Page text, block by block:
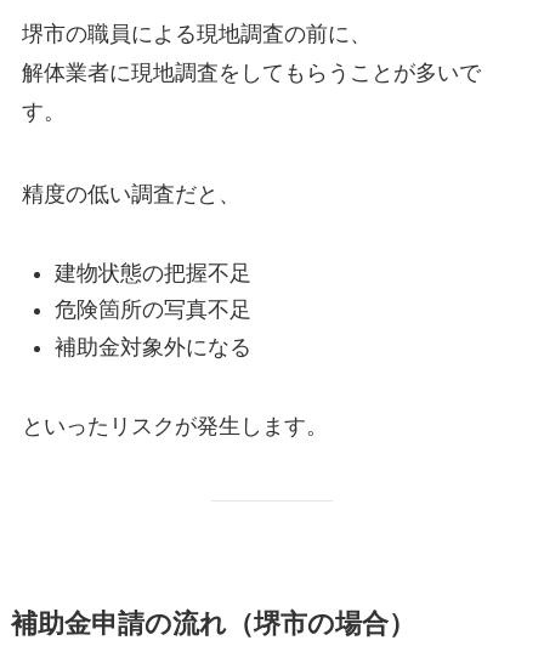
堺市の職員による現地調査の前に、
解体業者に現地調査をしてもらうことが多いで
す。
精度の低い調査だと、
建物状態の把握不足
危険箇所の写真不足
補助金対象外になる
といったリスクが発生します。
補助金申請の流れ（堺市の場合）